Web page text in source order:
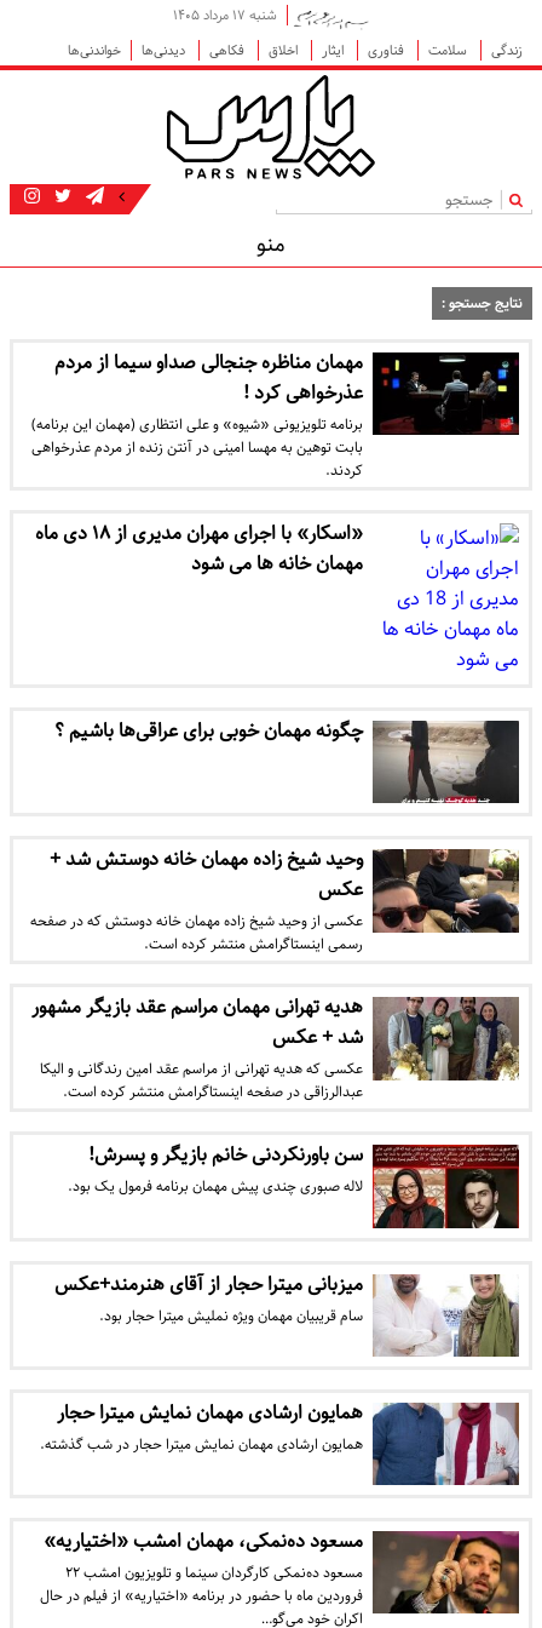
شنبه ۱۷ مرداد ۱۴۰۵
زندگی
سلامت فناوری ایثار اخلاق فکاهی دیدنی‌ها خواندنی‌ها
|
منو
نتایج جستجو :
مهمان مناظره جنجالی صداو سیما از مردم
عذرخواهی کرد !
​برنامه تلویزیونی «شیوه» و علی انتظاری (مهمان این برنامه)
بابت توهین به مهسا امینی در آنتن زنده از مردم عذرخواهی
کردند.
«اسکار» با اجرای مهران مدیری از ۱۸ دی ماه
مهمان خانه ها می شود
چگونه مهمان خوبی برای عراقی‌ها باشیم ؟
وحید شیخ زاده مهمان خانه دوستش شد +
عکس
عکسی از وحید شیخ زاده مهمان خانه دوستش که در صفحه
رسمی اینستاگرامش منتشر کرده است.
هدیه تهرانی مهمان مراسم عقد بازیگر مشهور
شد + عکس
عکسی که هدیه تهرانی از مراسم عقد امین رندگانی و الیکا
عبدالرزاقی در صفحه اینستاگرامش منتشر کرده است.
سن باورنکردنی خانم بازیگر و پسرش!
لاله صبوری چندی پیش مهمان برنامه فرمول یک بود.
میزبانی میترا حجار از آقای هنرمند+عکس
سام قریبیان مهمان ویژه نملیش میترا حجار بود.
همایون ارشادی مهمان نمایش میترا حجار
همایون ارشادی مهمان نمایش میترا حجار در شب گذشته.
مسعود ده‌نمکی، مهمان امشب «اختیاریه»
مسعود ده‌نمکی کارگردان سینما و تلویزیون امشب ۲۲
فروردین ماه با حضور در برنامه «اختیاریه» از فیلم در حال
اکران خود می‌گو…